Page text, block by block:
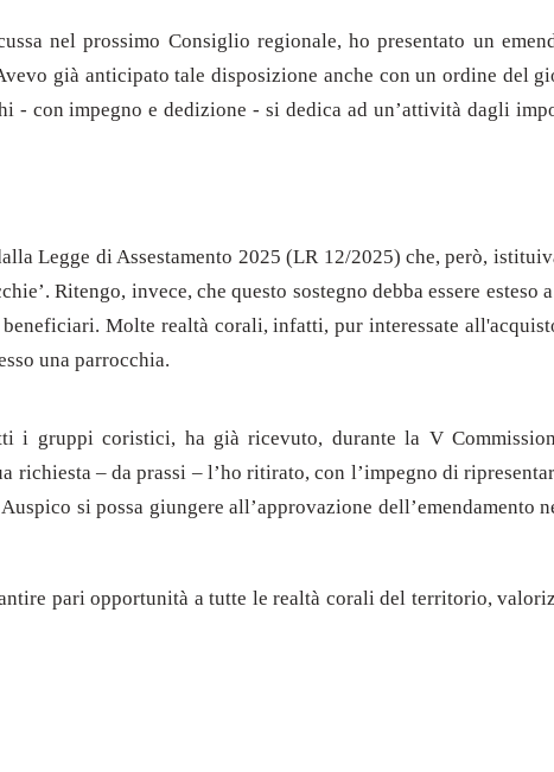
nel prossimo Consiglio regionale, ho presentato un
già anticipato tale disposizione anche con un ordine del
- con impegno e dedizione - si dedica ad un’attività dagli
Legge di Assestamento 2025 (LR 12/2025) che, però,
Ritengo, invece, che questo sostegno debba essere
Molte realtà corali, infatti, pur interessate
una parrocchia.
i gruppi coristici, ha già ricevuto, durante la V
richiesta – da prassi – l’ho ritirato, con l’impegno di
si possa giungere all’approvazione dell’emendamento
pari opportunità a tutte le realtà corali del territorio,